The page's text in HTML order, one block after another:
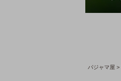
パジャマ屋